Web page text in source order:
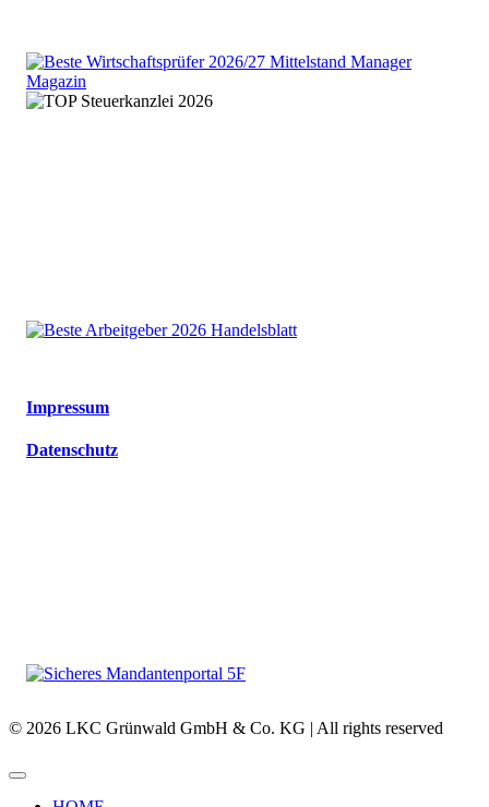
Impressum
Datenschutz
© 2026 LKC Grünwald GmbH & Co. KG | All rights reserved